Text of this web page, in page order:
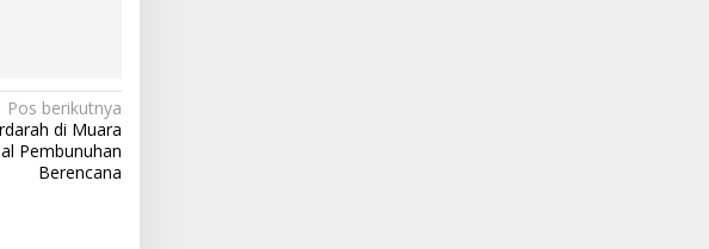
Pos berikutnya
di Muara
Pembunuhan
Berencana